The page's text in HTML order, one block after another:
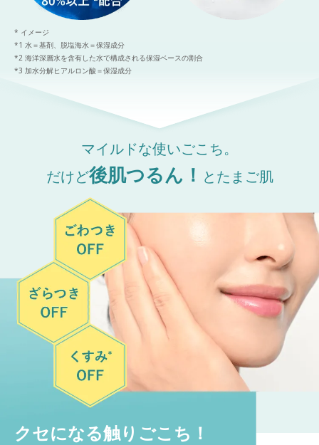
* イメージ
*1 水＝基剤、脱塩海水＝保湿成分
*2 海洋深層水を含有した水で構成される保湿ベースの割合
*3 加水分解ヒアルロン酸＝保湿成分
マイルドな使いごこち。
だけど後肌つるん！ とたまご肌
クセになる触りごこち！